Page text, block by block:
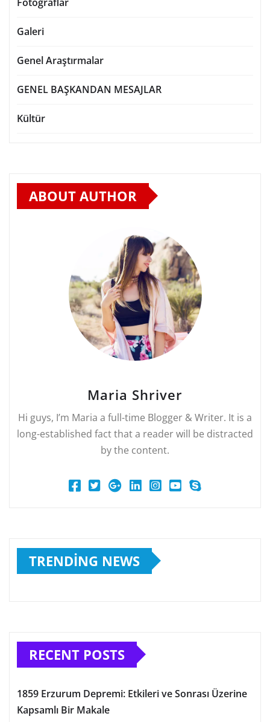
Galeri
Genel Araştırmalar
GENEL BAŞKANDAN MESAJLAR
Kültür
ABOUT AUTHOR
Maria Shriver
Hi guys, I’m Maria a full-time Blogger & Writer. It is a
long-established fact that a reader will be distracted
by the content.
TRENDING NEWS
RECENT POSTS
1859 Erzurum Depremi: Etkileri ve Sonrası Üzerine
Kapsamlı Bir Makale